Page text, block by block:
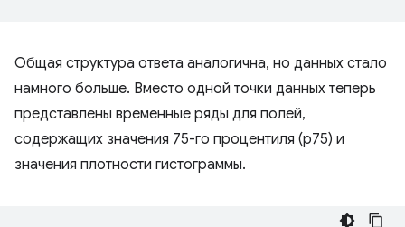
Общая структура ответа аналогична, но данных стало
намного больше. Вместо одной точки данных теперь
представлены временные ряды для полей,
содержащих значения 75-го процентиля (p75) и
значения плотности гистограммы.